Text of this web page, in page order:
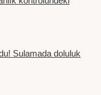
Sulamada doluluk